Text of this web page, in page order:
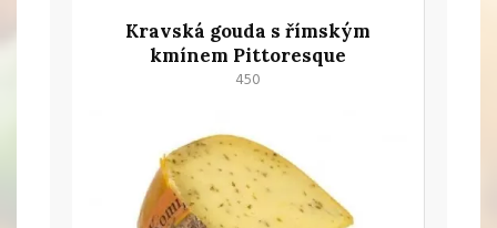
Kravská gouda s římským
kmínem Pittoresque
450